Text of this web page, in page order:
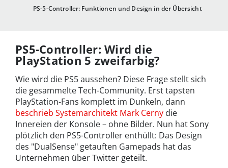
PS-5-Controller: Funktionen und Design in der Übersicht
PS5-Controller: Wird die
PlayStation 5 zweifarbig?
Wie wird die PS5 aussehen? Diese Frage stellt sich
die gesammelte Tech-Community. Erst tapsten
PlayStation-Fans komplett im Dunkeln, dann
beschrieb Systemarchitekt Mark Cerny die
Innereien der Konsole – ohne Bilder. Nun hat Sony
plötzlich den PS5-Controller enthüllt: Das Design
des "DualSense" getauften Gamepads hat das
Unternehmen über Twitter geteilt.